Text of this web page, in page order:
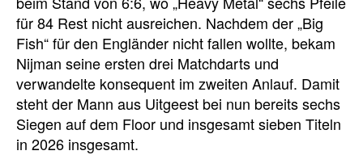
für 84 Rest nicht ausreichen. Nachdem der „Big
Fish“ für den Engländer nicht fallen wollte, bekam
Nijman seine ersten drei Matchdarts und
verwandelte konsequent im zweiten Anlauf. Damit
steht der Mann aus Uitgeest bei nun bereits sechs
Siegen auf dem Floor und insgesamt sieben Titeln
in 2026 insgesamt.